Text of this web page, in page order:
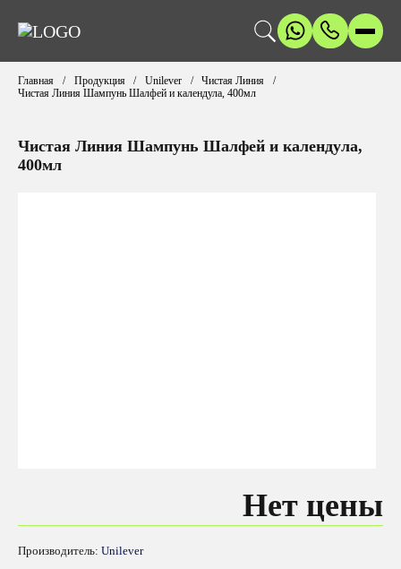
Главная Продукция Unilever
Чистая Линия
Чистая Линия Шампунь Шалфей и календула, 400мл
Чистая Линия Шампунь Шалфей и календула,
400мл
Нет цены
Производитель:Unilever